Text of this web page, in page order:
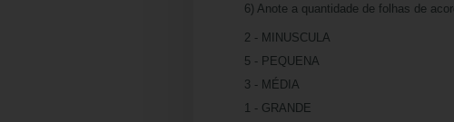
6) Anote a quantidade de folhas de
2 - MINUSCULA
5 - PEQUENA
3 - MÉDIA
1 - GRANDE